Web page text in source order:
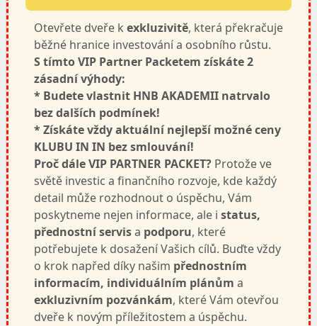
Otevřete dveře k exkluzivitě, která překračuje
běžné hranice investování a osobního růstu.
S tímto VIP Partner Packetem získáte 2
zásadní výhody:
* Budete vlastnit HNB AKADEMII natrvalo
bez dalších podmínek!
* Získáte vždy aktuální nejlepší možné ceny
KLUBU IN IN bez smlouvání!
Proč dále VIP PARTNER PACKET? Protože ve
světě investic a finančního rozvoje, kde každý
detail může rozhodnout o úspěchu, Vám
poskytneme nejen informace, ale i status,
přednostní servisa podporu, které
potřebujete k dosažení Vašich cílů. Buďte vždy
o krok napřed díky našim přednostním
informacím, individuálním plánům a
exkluzivním pozvánkám, které Vám otevřou
dveře k novým příležitostem a úspěchu.